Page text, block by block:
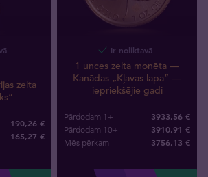
zelta
190,26 €
165,27 €
Ir noliktavā
1 unces zelta monēta —
Kanādas „Kļavas lapa” —
iepriekšējie gadi
Pārdodam 1+ 3933,56 €
Pārdodam 10+ 3910,91 €
Mēs pērkam 3756,13 €